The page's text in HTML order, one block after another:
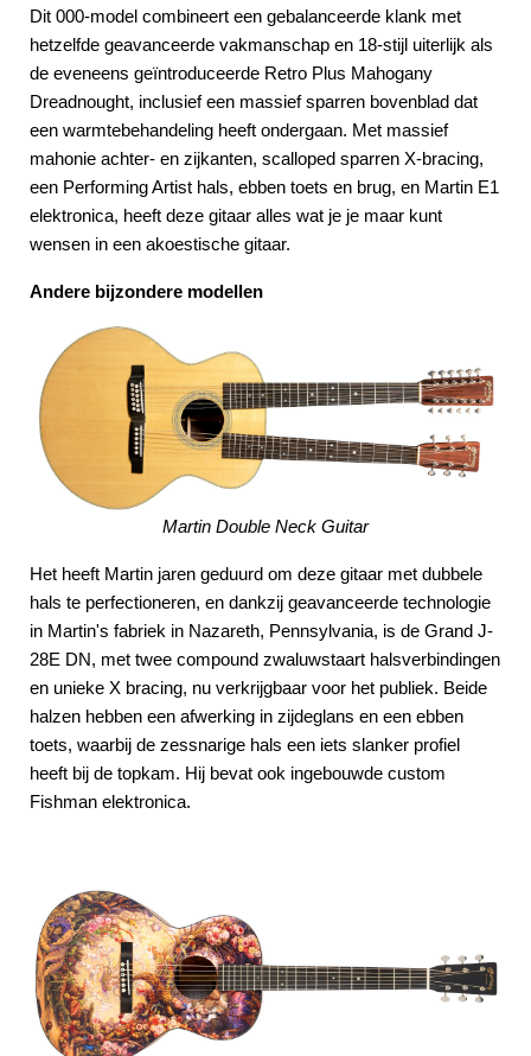
Dit 000-model combineert een gebalanceerde klank met
hetzelfde geavanceerde vakmanschap en 18-stijl uiterlijk als
de eveneens geïntroduceerde Retro Plus Mahogany
Dreadnought, inclusief een massief sparren bovenblad dat
een warmtebehandeling heeft ondergaan. Met massief
mahonie achter- en zijkanten, scalloped sparren X-bracing,
een Performing Artist hals, ebben toets en brug, en Martin E1
elektronica, heeft deze gitaar alles wat je je maar kunt
wensen in een akoestische gitaar.
Andere bijzondere modellen
Martin Double Neck Guitar
Het heeft Martin jaren geduurd om deze gitaar met dubbele
hals te perfectioneren, en dankzij geavanceerde technologie
in Martin's fabriek in Nazareth, Pennsylvania, is de Grand J-
28E DN, met twee compound zwaluwstaart halsverbindingen
en unieke X bracing, nu verkrijgbaar voor het publiek. Beide
halzen hebben een afwerking in zijdeglans en een ebben
toets, waarbij de zessnarige hals een iets slanker profiel
heeft bij de topkam. Hij bevat ook ingebouwde custom
Fishman elektronica.